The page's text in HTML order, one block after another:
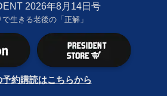
2026年8月14日号
生きる老後の「正解」
予約購読はこちらから